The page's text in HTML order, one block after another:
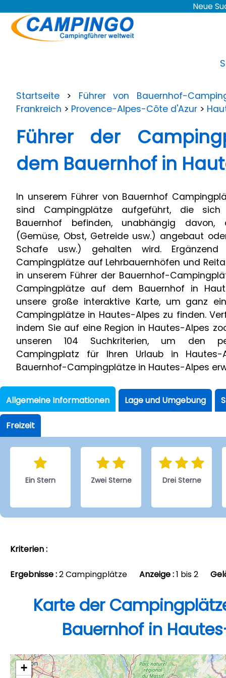
Neue
Startseite > Führer von Bauernhof-
Frankreich > Provence-Alpes-Côte d'Azur >
Führer der
dem Bauernhof in
In unserem Führer von Bauernhof
sind Campingplätze aufgeführt, die
Bauernhof befinden, unabhängig
(Gemüse, Obst, Getreide usw.) angebaut
Schafe usw.) gehalten wird.
Campingplätze auf Lehrbauernhöfen und
in unserem Führer der Bauernhof-
Campingplätze auf dem Bauernhof in
unsere große interaktive Karte, um ganz
Campingplätze in Hautes-Alpes zu finden.
indem Sie auf eine Region in Hautes-Alpes
unseren 104 Suchkriterien, um den
Campingplatz für Ihren Urlaub in
Bauernhof-Campingplätze in Hautes-Alpes
Allgemeine Informationen
Ein Stern Zwei Sterne Drei Sterne
Lage und Umgebung
Freizeit
Kriterien :
Ergebnisse :2 Campingplätze Anzeige :1 bis 2
Karte der
Bauernhof in
+